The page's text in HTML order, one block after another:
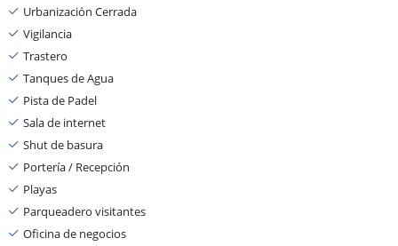
Urbanización Cerrada
Vigilancia
Trastero
Tanques de Agua
Pista de Padel
Sala de internet
Shut de basura
Portería / Recepción
Playas
Parqueadero visitantes
Oficina de negocios